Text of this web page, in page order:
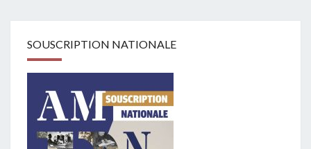
SOUSCRIPTION NATIONALE